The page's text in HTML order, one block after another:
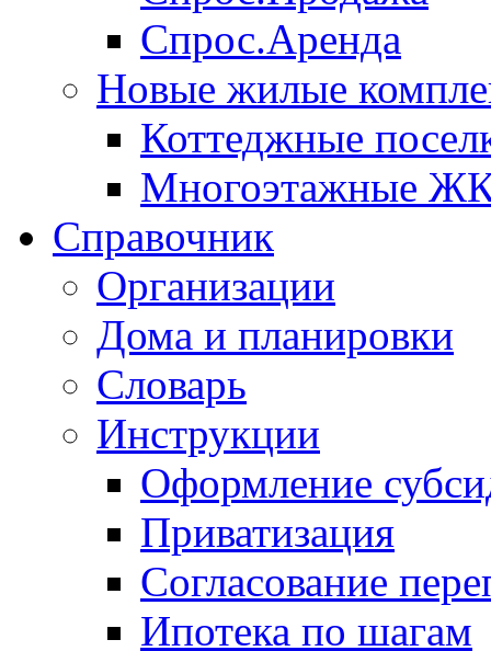
Спрос.Аренда
Новые жилые
Коттеджные
Многоэтажные
Справочник
Организации
Дома и планировки
Словарь
Инструкции
Оформление
Приватизация
Согласование
Ипотека по шагам